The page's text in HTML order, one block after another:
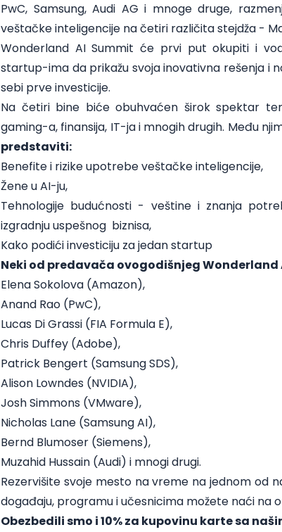
PwC, Samsung, Audi AG i mnoge druge,
veštačke inteligencije na četiri različita stejdža -
Wonderland AI Summit će prvi put okupiti i
startup-ima da prikažu svoja inovativna rešenja i
sebi prve investicije.
Na četiri bine biće obuhvaćen širok spektar
gaming-a, finansija, IT-ja i mnogih drugih. Među
predstaviti:
Benefite i rizike upotrebe veštačke inteligencije,
Žene u AI-ju,
Tehnologije budućnosti - veštine i znanja
izgradnju uspešnog biznisa,
Kako podići investiciju za jedan startup
Neki od predavača ovogodišnjeg Wonderland
Elena Sokolova (Amazon),
Anand Rao (PwC),
Lucas Di Grassi (FIA Formula E),
Chris Duffey (Adobe),
Patrick Bengert (Samsung SDS),
Alison Lowndes (NVIDIA),
Josh Simmons (VMware),
Nicholas Lane (Samsung AI),
Bernd Blumoser (Siemens),
Muzahid Hussain (Audi) i mnogi drugi.
Rezervišite svoje mesto na vreme na jednom od
događaju, programu i učesnicima možete naći na
Obezbedili smo i 10% za kupovinu karte sa